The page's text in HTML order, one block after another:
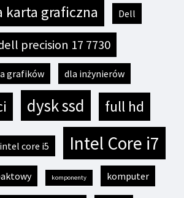
karta graficzna Dell
precision 17 7730
grafików dla inżynierów
dysk ssd full hd
intel core i5 Intel Core i7
komponenty komputer